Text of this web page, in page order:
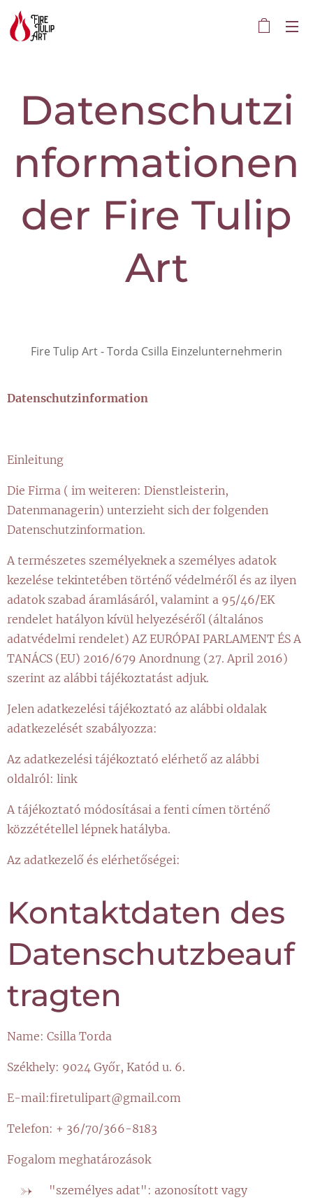
Datenschutzi
nformationen
der Fire Tulip
Art
Fire Tulip Art - Torda Csilla Einzelunternehmerin
Datenschutzinformation
Einleitung
Die Firma ( im weiteren: Dienstleisterin,
Datenmanagerin) unterzieht sich der folgenden
Datenschutzinformation.
A természetes személyeknek a személyes adatok
kezelése tekintetében történő védelméről és az ilyen
adatok szabad áramlásáról, valamint a 95/46/EK
rendelet hatályon kívül helyezéséről (általános
adatvédelmi rendelet) AZ EURÓPAI PARLAMENT ÉS A
TANÁCS (EU) 2016/679 Anordnung (27. April 2016)
szerint az alábbi tájékoztatást adjuk.
Jelen adatkezelési tájékoztató az alábbi oldalak
adatkezelését szabályozza:
Az adatkezelési tájékoztató elérhető az alábbi
oldalról: link
A tájékoztató módosításai a fenti címen történő
közzététellel lépnek hatályba.
Az adatkezelő és elérhetőségei:
Kontaktdaten des
Datenschutzbeauf
tragten
Name: Csilla Torda
Székhely: 9024 Győr, Katód u. 6.
E-mail:firetulipart@gmail.com
Telefon: + 36/70/366-8183
Fogalom meghatározások
"személyes adat": azonosított vagy